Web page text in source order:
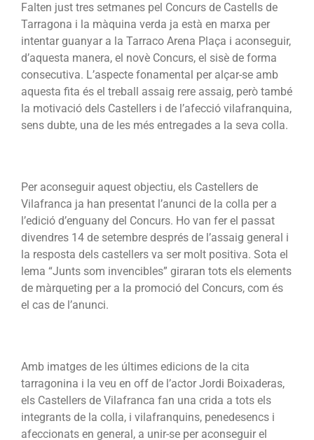
Falten just tres setmanes pel Concurs de Castells de
Tarragona i la màquina verda ja està en marxa per
intentar guanyar a la Tarraco Arena Plaça i aconseguir,
d’aquesta manera, el novè Concurs, el sisè de forma
consecutiva. L’aspecte fonamental per alçar-se amb
aquesta fita és el treball assaig rere assaig, però també
la motivació dels Castellers i de l’afecció vilafranquina,
sens dubte, una de les més entregades a la seva colla.
Per aconseguir aquest objectiu, els Castellers de
Vilafranca ja han presentat l’anunci de la colla per a
l’edició d’enguany del Concurs. Ho van fer el passat
divendres 14 de setembre després de l’assaig general i
la resposta dels castellers va ser molt positiva. Sota el
lema “Junts som invencibles” giraran tots els elements
de màrqueting per a la promoció del Concurs, com és
el cas de l’anunci.
Amb imatges de les últimes edicions de la cita
tarragonina i la veu en off de l’actor Jordi Boixaderas,
els Castellers de Vilafranca fan una crida a tots els
integrants de la colla, i vilafranquins, penedesencs i
afeccionats en general, a unir-se per aconseguir el